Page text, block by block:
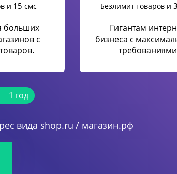
и 15 смс
больших
с
Безлимит товаров и
Гигантам
бизнеса с
1 год
вида shop.ru / магазин.рф